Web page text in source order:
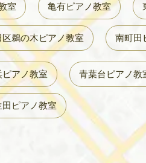
室 亀有ピアノ教室
区鵜の木ピアノ教室 南町田
ピアノ教室 青葉台ピアノ教
田ピアノ教室